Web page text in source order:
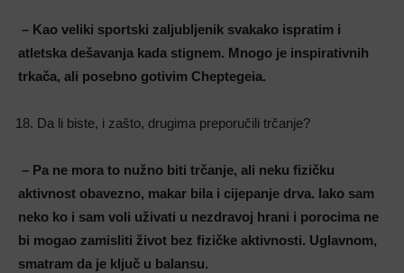
– Kao veliki sportski zaljubljenik svakako ispratim i
atletska dešavanja kada stignem. Mnogo je inspirativnih
trkača, ali posebno gotivim Cheptegeia.
Da li biste, i zašto, drugima preporučili trčanje?
– Pa ne mora to nužno biti trčanje, ali neku fizičku
aktivnost obavezno, makar bila i cijepanje drva. Iako sam
neko ko i sam voli uživati u nezdravoj hrani i porocima ne
bi mogao zamisliti život bez fizičke aktivnosti. Uglavnom,
smatram da je ključ u balansu.